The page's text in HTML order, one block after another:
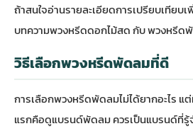
ถ้าสนใจอ่านรายละเอียดการเปรียบเทียบ
บทความพวงหรีดดอกไม้สด กับ พวงหรีด
วิธีเลือกพวงหรีดพัดลมที่ดี
การเลือกพวงหรีดพัดลมไม่ได้ยากอะไร
แรกคือดูแบรนด์พัดลม ควรเป็นแบรนด์ที่รู้